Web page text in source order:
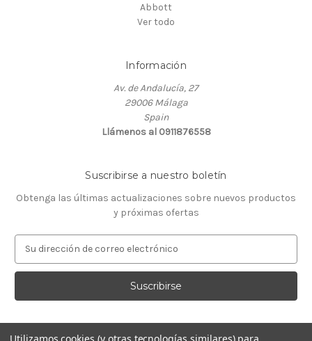
Abbott
Ver todo
Información
Av. de Andalucía, 27
29006 Málaga
Spain
Llámenos al 0911876558
Suscribirse a nuestro boletín
Obtenga las últimas actualizaciones sobre nuevos productos
y próximas ofertas
r
c